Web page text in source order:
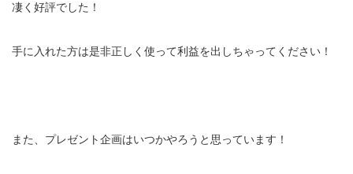
凄く好評でした！
手に入れた方は是非正しく使って利益を出しちゃってください！
また、プレゼント企画はいつかやろうと思っています！